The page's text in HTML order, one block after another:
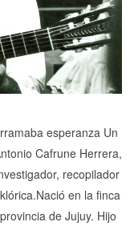
esperanza Un
Cafrune Herrera,
recopilador
en la finca
de Jujuy. Hijo